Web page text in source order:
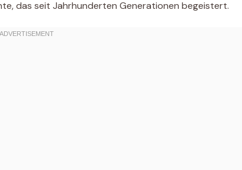
das seit Jahrhunderten Generationen begeistert.